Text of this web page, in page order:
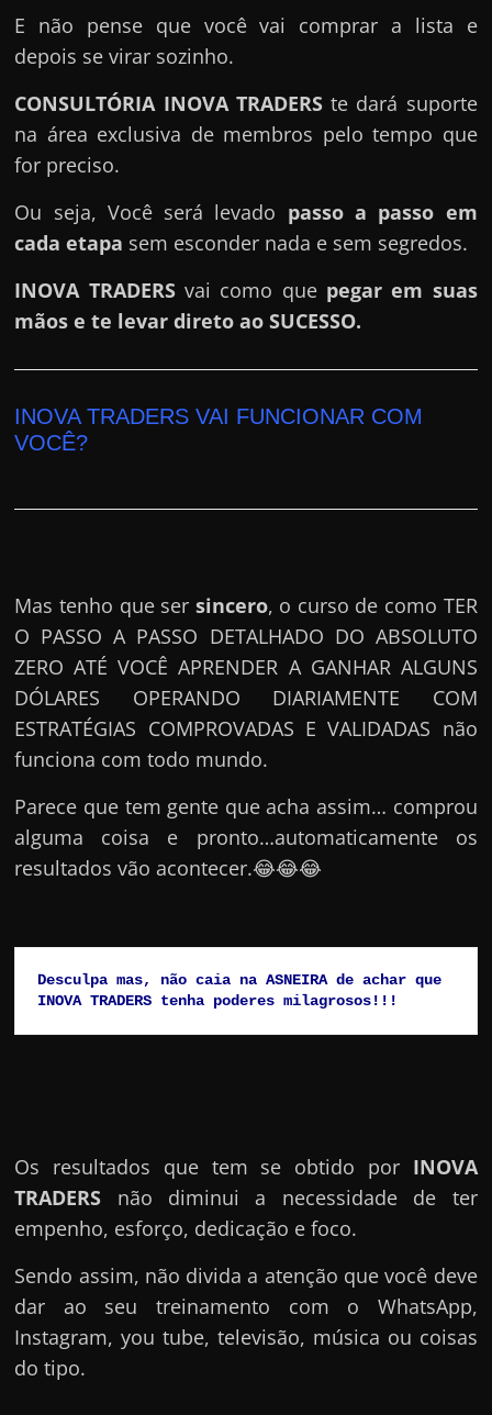
E não pense que você vai comprar a lista e
depois se virar sozinho.
CONSULTÓRIA INOVA TRADERSte dará suporte
na área exclusiva de membros pelo tempo que
for preciso.
Ou seja, Você será levado passo a passo em
cada etapa sem esconder nada e sem segredos.
INOVA TRADERSvai como que pegar em suas
mãos e te levar direto ao SUCESSO.
INOVA TRADERS VAI FUNCIONAR COM
VOCÊ?
Mas tenho que ser sincero, o curso de como TER
O PASSO A PASSO DETALHADO DO ABSOLUTO
ZERO ATÉ VOCÊ APRENDER A GANHAR ALGUNS
DÓLARES OPERANDO DIARIAMENTE COM
ESTRATÉGIAS COMPROVADAS E VALIDADAS não
funciona com todo mundo.
Parece que tem gente que acha assim… comprou
alguma coisa e pronto…automaticamente os
resultados vão acontecer.😂😂😂
Desculpa mas, não caia na ASNEIRA de achar que
INOVA TRADERS tenha poderes milagrosos!!!
Os resultados que tem se obtido por INOVA
TRADERS não diminui a necessidade de ter
empenho, esforço, dedicação e foco.
Sendo assim, não divida a atenção que você deve
dar ao seu treinamento com o WhatsApp,
Instagram, you tube, televisão, música ou coisas
do tipo.